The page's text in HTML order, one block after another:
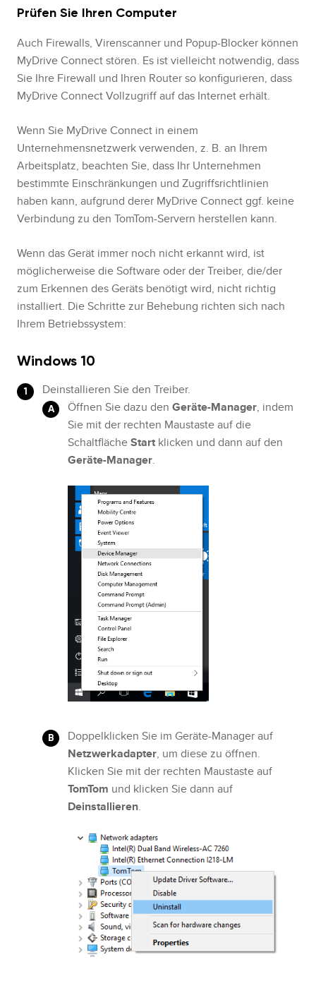
Prüfen Sie Ihren Computer
Auch Firewalls, Virenscanner und Popup-Blocker können
MyDrive Connect stören. Es ist vielleicht notwendig, dass
Sie Ihre Firewall und Ihren Router so konfigurieren, dass
MyDrive Connect Vollzugriff auf das Internet erhält.
Wenn Sie MyDrive Connect in einem
Unternehmensnetzwerk verwenden, z. B. an Ihrem
Arbeitsplatz, beachten Sie, dass Ihr Unternehmen
bestimmte Einschränkungen und Zugriffsrichtlinien
haben kann, aufgrund derer MyDrive Connect ggf. keine
Verbindung zu den TomTom-Servern herstellen kann.
Wenn das Gerät immer noch nicht erkannt wird, ist
möglicherweise die Software oder der Treiber, die/der
zum Erkennen des Geräts benötigt wird, nicht richtig
installiert. Die Schritte zur Behebung richten sich nach
Ihrem Betriebssystem:
Windows 10
Deinstallieren Sie den Treiber.
Öffnen Sie dazu den Geräte-Manager, indem
Sie mit der rechten Maustaste auf die
SchaltflächeStart klicken und dann auf den
Geräte-Manager.
Doppelklicken Sie im Geräte-Manager auf
Netzwerkadapter, um diese zu öffnen.
Klicken Sie mit der rechten Maustaste auf
TomTom und klicken Sie dann auf
Deinstallieren.